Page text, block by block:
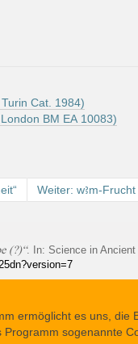
Cat. 1984)
BM EA 10083)
Weiter: wꜣm-Frucht
ermöglicht es uns,
sogenannte
(?)“. In: Science in Ancient